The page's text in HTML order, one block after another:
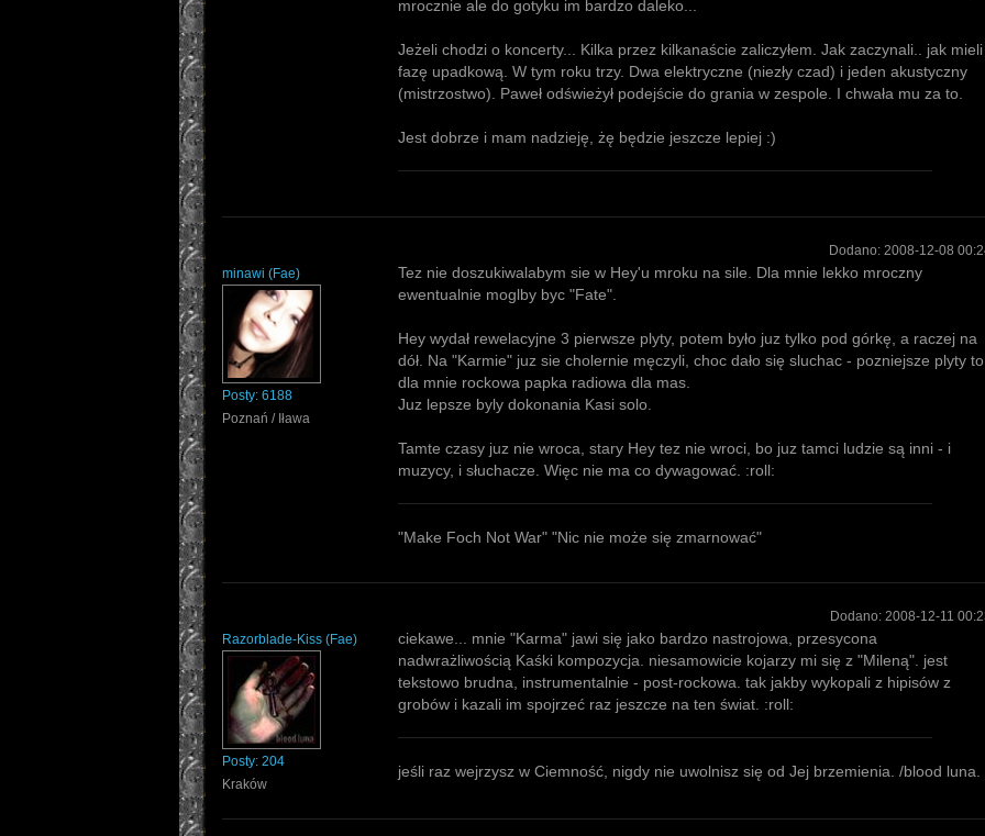
mrocznie ale do gotyku im bardzo daleko...
Jeżeli chodzi o koncerty... Kilka przez kilkanaście zaliczyłem. Jak zaczynali.. jak mieli
fazę upadkową. W tym roku trzy. Dwa elektryczne (niezły czad) i jeden akustyczny
(mistrzostwo). Paweł odświeżył podejście do grania w zespole. I chwała mu za to.
Jest dobrze i mam nadzieję, żę będzie jeszcze lepiej :)
Dodano: 2008-12-08
minawi (Fae)
Posty: 6188
Poznań / Iława
Tez nie doszukiwalabym sie w Hey'u mroku na sile. Dla mnie lekko mroczny
ewentualnie moglby byc "Fate".
Hey wydał rewelacyjne 3 pierwsze plyty, potem było juz tylko pod górkę, a raczej na
dół. Na "Karmie" juz sie cholernie męczyli, choc dało się sluchac - pozniejsze plyty to
dla mnie rockowa papka radiowa dla mas.
Juz lepsze byly dokonania Kasi solo.
Tamte czasy juz nie wroca, stary Hey tez nie wroci, bo juz tamci ludzie są inni - i
muzycy, i słuchacze. Więc nie ma co dywagować. :roll:
"Make Foch Not War" "Nic nie może się zmarnować"
Dodano: 2008-12-11
Razorblade-Kiss (Fae)
Posty: 204
Kraków
ciekawe... mnie "Karma" jawi się jako bardzo nastrojowa, przesycona
nadwrażliwością Kaśki kompozycja. niesamowicie kojarzy mi się z "Mileną". jest
tekstowo brudna, instrumentalnie - post-rockowa. tak jakby wykopali z hipisów z
grobów i kazali im spojrzeć raz jeszcze na ten świat. :roll:
jeśli raz wejrzysz w Ciemność, nigdy nie uwolnisz się od Jej brzemienia. /blood luna.